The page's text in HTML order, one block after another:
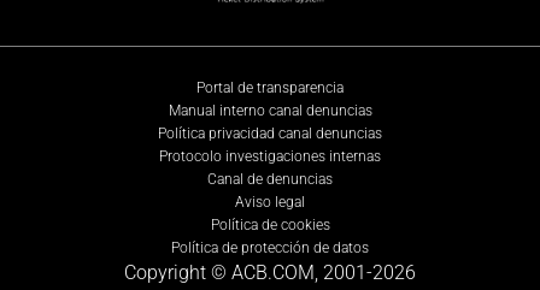
Portal de transparencia
Manual interno canal denuncias
Política privacidad canal denuncias
Protocolo investigaciones internas
Canal de denuncias
Aviso legal
Política de cookies
Política de protección de datos
Copyright © ACB.COM, 2001-2026